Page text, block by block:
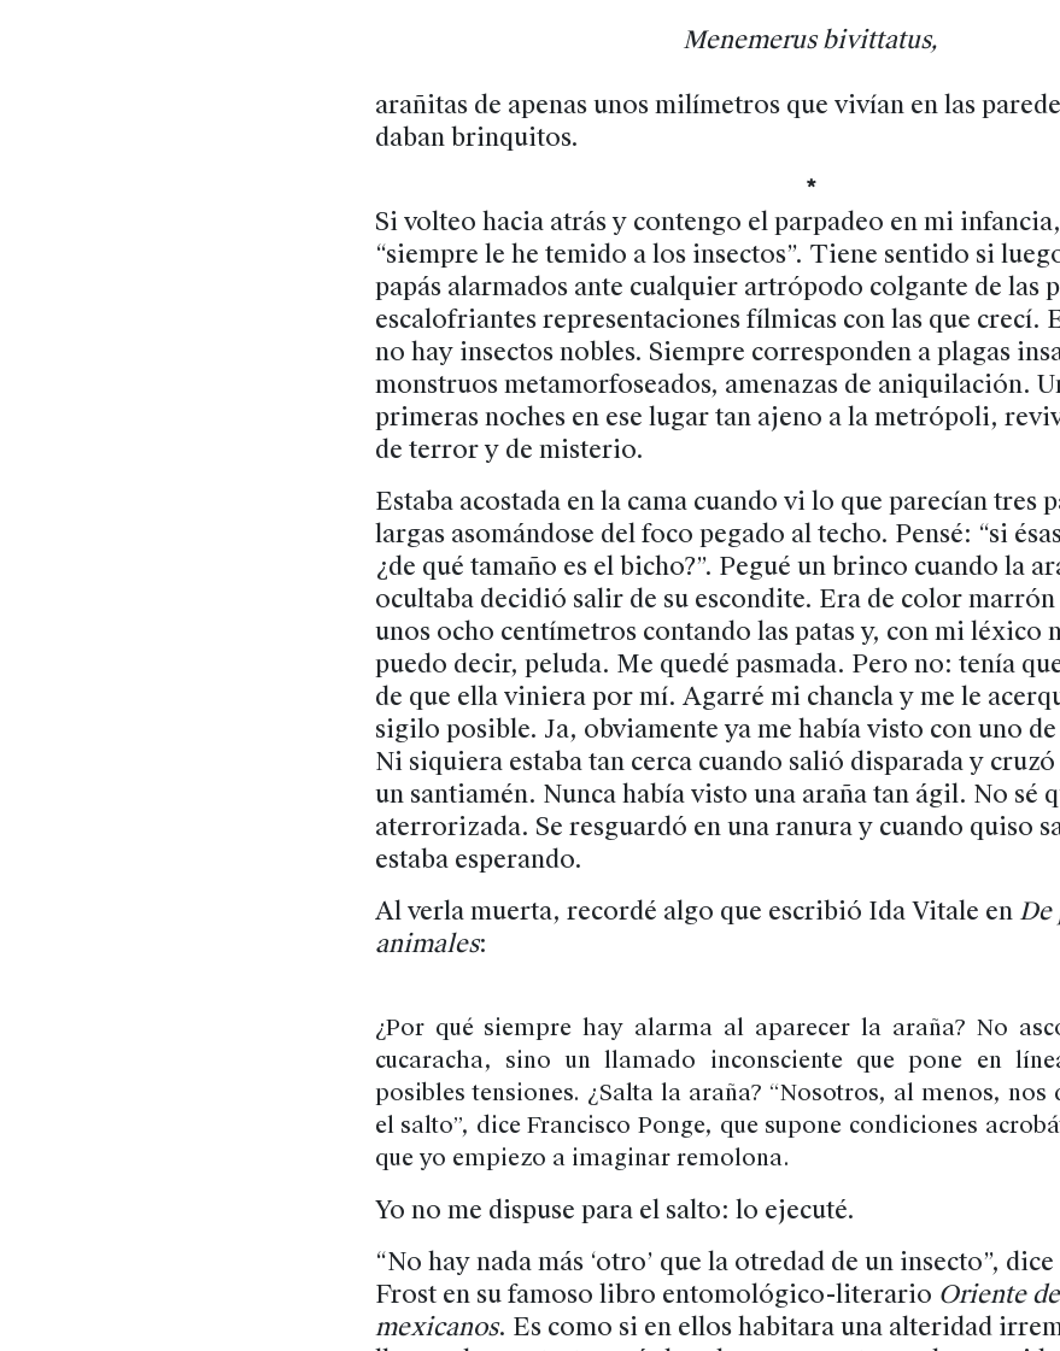
Menemerus bivittatus,
arañitas de apenas unos milímetros que vivían en las
daban brinquitos.
*
Si volteo hacia atrás y contengo el parpadeo en mi
“siempre le he temido a los insectos”. Tiene sentido si
papás alarmados ante cualquier artrópodo colgante de las
escalofriantes representaciones fílmicas con las que crecí.
no hay insectos nobles. Siempre corresponden a plagas
monstruos metamorfoseados, amenazas de aniquilación.
primeras noches en ese lugar tan ajeno a la metrópoli,
de terror y de misterio.
Estaba acostada en la cama cuando vi lo que parecían tres
largas asomándose del foco pegado al techo. Pensé: “si
¿de qué tamaño es el bicho?”. Pegué un brinco cuando la
ocultaba decidió salir de su escondite. Era de color
unos ocho centímetros contando las patas y, con mi léxico
puedo decir, peluda. Me quedé pasmada. Pero no: tenía
de que ella viniera por mí. Agarré mi chancla y me le
sigilo posible. Ja, obviamente ya me había visto con uno
Ni siquiera estaba tan cerca cuando salió disparada y
un santiamén. Nunca había visto una araña tan ágil. No sé
aterrorizada. Se resguardó en una ranura y cuando quiso
estaba esperando.
Al verla muerta, recordé algo que escribió Ida Vitale en De
animales:
¿Por qué siempre hay alarma al aparecer la araña? No
cucaracha, sino un llamado inconsciente que pone en
posibles tensiones. ¿Salta la araña? “Nosotros, al menos,
el salto”, dice Francisco Ponge, que supone condiciones
que yo empiezo a imaginar remolona.
Yo no me dispuse para el salto: lo ejecuté.
“No hay nada más ‘otro’ que la otredad de un insecto”,
Frost en su famoso libro entomológico-literario Oriente
mexicanos. Es como si en ellos habitara una alteridad